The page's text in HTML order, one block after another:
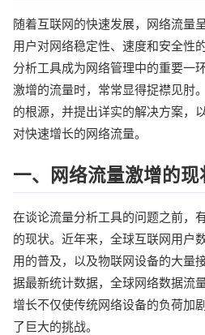
随着互联网的快速发展，网络流量
用户对网络稳定性、速度和安全性
分析工具成为网络管理中的重要一
激增的流量时，常常显得捉襟见肘
的根源，并提出详实的解决方案，
对快速增长的网络流量。
一、网络流量激增的现
在谈论流量分析工具的问题之前，
的现状。近年来，全球互联网用户
用的普及，以及物联网设备的大量
据最新统计数据，全球网络数据流
增长不仅使传统网络设备的负荷加
了巨大的挑战。